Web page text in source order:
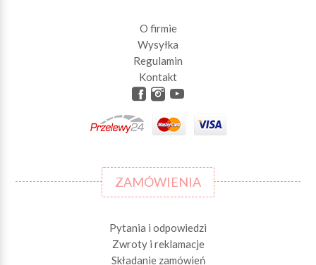
O firmie
Wysyłka
Regulamin
Kontakt
ZAMÓWIENIA
Pytania i odpowiedzi
Zwroty i reklamacje
Składanie zamówień